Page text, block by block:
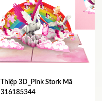
Thiệp 3D_Pink Stork Mã
316185344